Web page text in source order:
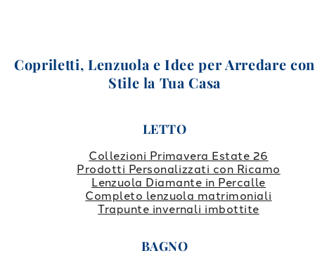
Copriletti, Lenzuola e Idee per Arredare con
Stile la Tua Casa
LETTO
Collezioni Primavera Estate 26
Prodotti Personalizzati con Ricamo
Lenzuola Diamante in Percalle
Completo lenzuola matrimoniali
Trapunte invernali imbottite
BAGNO